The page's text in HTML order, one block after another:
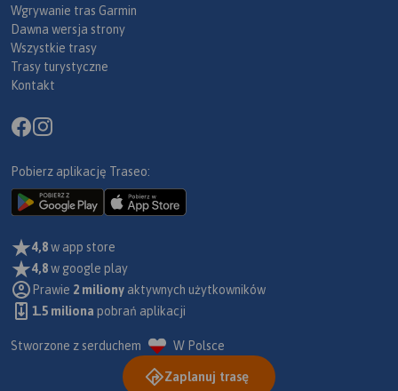
Wgrywanie tras Garmin
Dawna wersja strony
Wszystkie trasy
Trasy turystyczne
Kontakt
Pobierz aplikację Traseo:
4,8w app store
4,8w google play
Prawie 2 miliony aktywnych użytkowników
1.5 miliona pobrań aplikacji
Stworzone z serduchem W Polsce
Zaplanuj trasę